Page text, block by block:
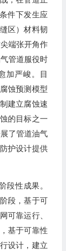
件下发生应
区）材料韧
端张开角作
管道服役时
加严峻。目
蚀预测模型
建立腐蚀速
的目标之一
了管道油气
护设计提供
段性成果。
段，基于可
可靠运行、
基于可靠性
设计，建立